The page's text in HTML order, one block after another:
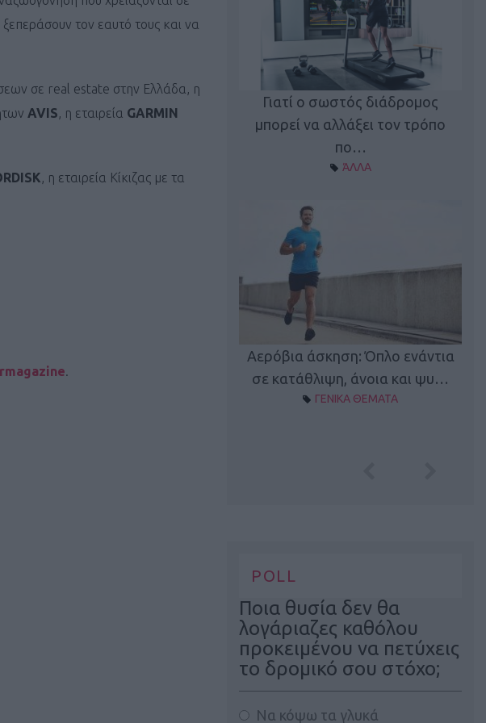
τον εαυτό τους και να
σε real estate στην Ελλάδα, η
AVIS, η εταιρεία GARMIN
, η εταιρεία Κίκιζας με τα
.
Καφές και καφεΐνη
Γιατί ο σωστός διάδρομος
μπορεί να αλλάξει τον τρόπο
πο…
ΆΛΛΑ
Αερόβια άσκηση: Όπλο ενάντια
σε κατάθλιψη, άνοια και ψυ…
ΓΕΝΙΚΑ ΘΕΜΑΤΑ
POLL
Ποια θυσία δεν θα
λογάριαζες καθόλου
προκειμένου να πετύχεις
το δρομικό σου στόχο;
Να κόψω τα γλυκά